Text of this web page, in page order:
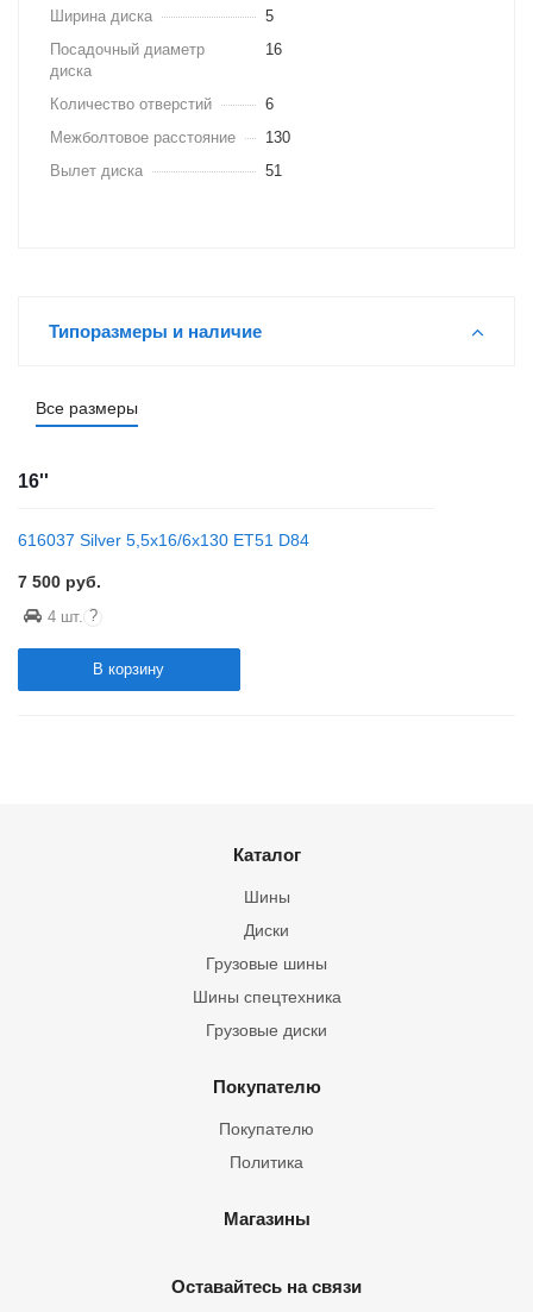
Ширина диска
5
Посадочный диаметр
диска
16
Количество отверстий
6
Межболтовое расстояние
130
Вылет диска
51
Типоразмеры и наличие
Все размеры
16''
616037 Silver 5,5x16/6x130 ET51 D84
7 500 руб.
4 шт. ?
В корзину
Каталог
Шины
Грузовые шины
Шины спецтехника
Диски
Грузовые диски
Покупателю
Покупателю
Политика
Магазины
Оставайтесь на связи